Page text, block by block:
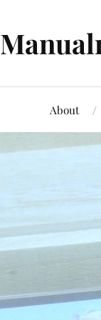
About